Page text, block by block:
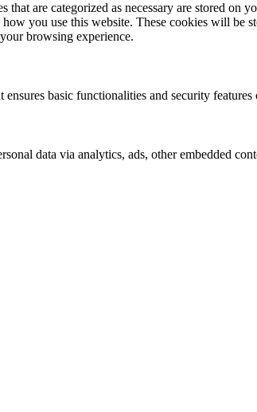
are categorized as necessary are stored on
you use this website. These cookies will be
browsing experience.
basic functionalities and security
data via analytics, ads, other embedded